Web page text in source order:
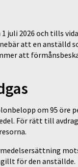
juli 2026 och tills
att en anställd
att
om 95 öre
För rätt till
för den anställde.